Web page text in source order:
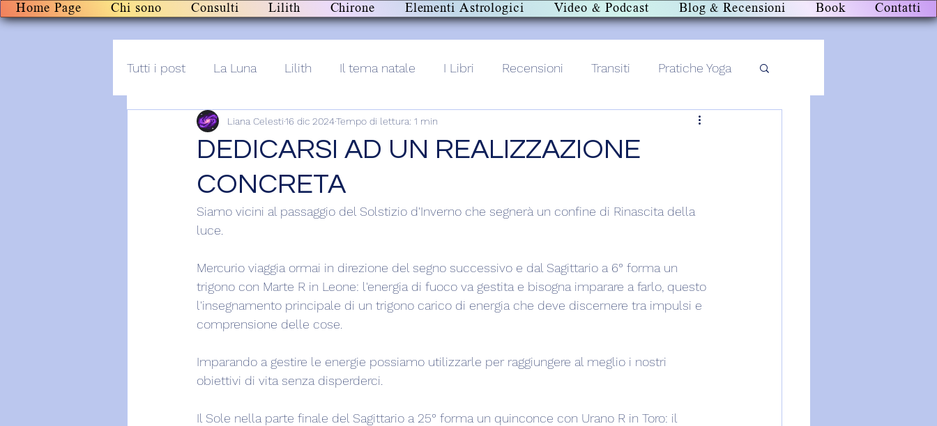
Home Page Chi sono Consulti Lilith Chirone Elementi Astrologici Video & Podcast Blog & Recensioni Book Contatti
Tutti i post La Luna Lilith Il tema natale I Libri Recensioni Transiti Pratiche Yoga
Post+audio Lilith+
DEDICARSI AD UN REALIZZAZIONE
CONCRETA
Liana Celesti16 dic 2024Tempo di lettura: 1 min
Siamo vicini al passaggio del Solstizio d'Inverno che segnerà un confine di Rinascita della
luce.
Mercurio viaggia ormai in direzione del segno successivo e dal Sagittario a 6° forma un
trigono con Marte R in Leone: l'energia di fuoco va gestita e bisogna imparare a farlo, questo
l'insegnamento principale di un trigono carico di energia che deve discernere tra impulsi e
comprensione delle cose.
Imparando a gestire le energie possiamo utilizzarle per raggiungere al meglio i nostri
obiettivi di vita senza disperderci.
Il Sole nella parte finale del Sagittario a 25° forma un quinconce con Urano R in Toro: il